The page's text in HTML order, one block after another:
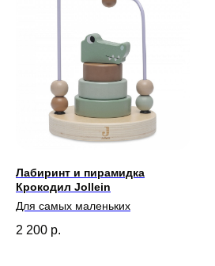
Лабиринт и пирамидка
Крокодил Jollein
Для самых маленьких
2 200 р.